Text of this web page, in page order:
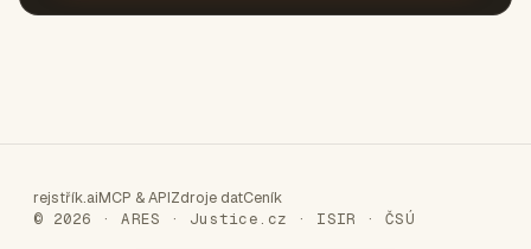
rejstřík.aiMCP & APIZdroje datCeník
© 2026 · ARES · Justice.cz · ISIR · ČSÚ